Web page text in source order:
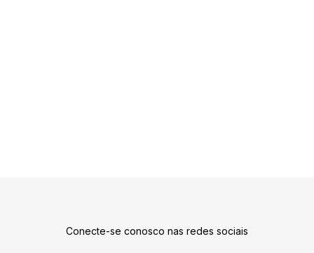
Conecte-se conosco nas redes sociais